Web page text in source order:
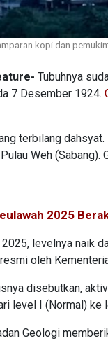
kopi dan
Tubuhnya
7 Desember 1924.
terbilang
Weh (Sabang).
2025
levelnya naik
oleh
disebutkan,
level I (Normal)
Geologi